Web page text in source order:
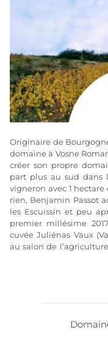
Originaire de
domaine à Vosne
créer son propre
part plus au sud dans
vigneron avec 1
rien, Benjamin Passot
les Escuissin et peu
premier millésime
cuvée Juliénas Vaux
au salon de
mener son travail à
parcelles triées sur le
réalise un travail